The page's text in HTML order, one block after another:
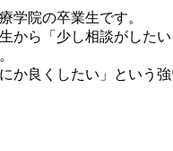
学院の卒業生です。
から「少し相談がしたい
か良くしたい」という